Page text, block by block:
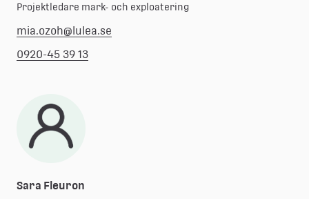
Projektledare mark- och exploatering
mia.ozoh@lulea.se
0920-45 39 13
Sara Fleuron